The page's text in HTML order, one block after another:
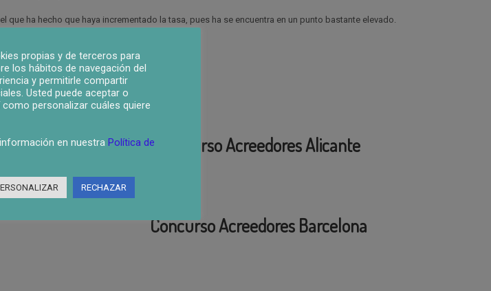
ha hecho que haya incrementado la tasa, pues ha se encuentra en un punto bastante elevado.
Concurso Acreedores Alicante
Concurso Acreedores Barcelona
propias y de terceros para
los hábitos de navegación del
y permitirle compartir
Usted puede aceptar o
personalizar cuáles quiere
en nuestra Política de
RECHAZAR